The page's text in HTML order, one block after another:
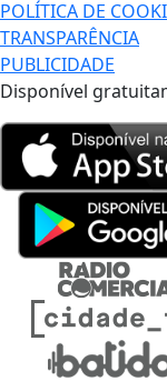
POLÍTICA DE
TRANSPARÊNCIA
PUBLICIDADE
Disponível